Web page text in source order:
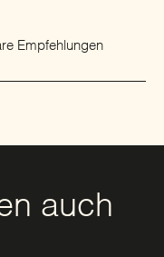
Empfehlungen
auch